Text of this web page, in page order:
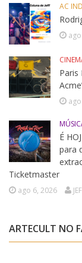
AC
Paris
É
para
Ticketmaster
ago 6, 2026
ARTECULT NO